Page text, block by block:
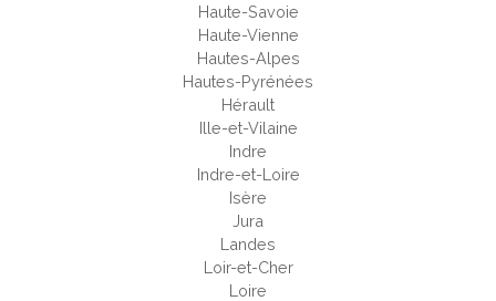
Haute-Savoie
Haute-Vienne
Hautes-Alpes
Hautes-Pyrénées
Hérault
Ille-et-Vilaine
Indre
Indre-et-Loire
Isère
Jura
Landes
Loir-et-Cher
Loire